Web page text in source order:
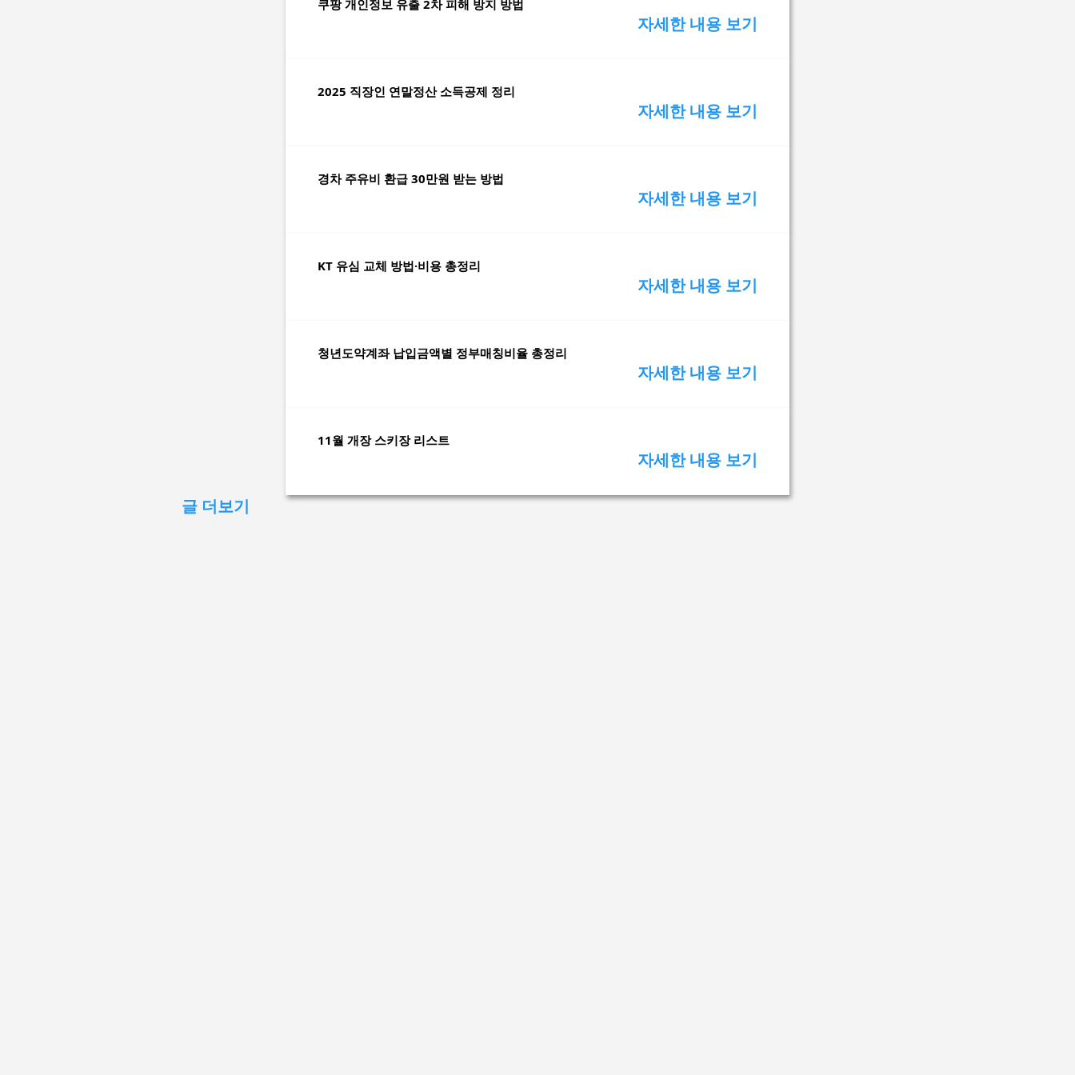
쿠팡 개인정보 유출 2차 피해 방지 방법
자세한 내용 보기
2025 직장인 연말정산 소득공제 정리
자세한 내용 보기
경차 주유비 환급 30만원 받는 방법
자세한 내용 보기
KT 유심 교체 방법·비용 총정리
자세한 내용 보기
청년도약계좌 납입금액별 정부매칭비율 총정리
자세한 내용 보기
11월 개장 스키장 리스트
자세한 내용 보기
글 더보기